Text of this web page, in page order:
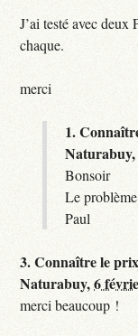
J’ai testé avec
chaque.
merci
1.
Bonsoir
Le
Paul
3.Connaître le
Naturabuy,6
merci beaucoup !